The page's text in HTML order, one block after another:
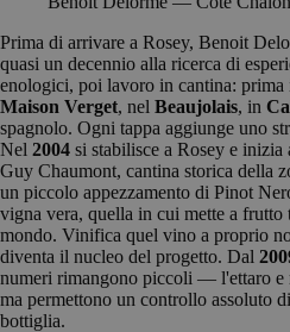
Prima di arrivare a Rosey, Benoit
quasi un decennio alla ricerca di
enologici, poi lavoro in cantina: prima
Maison Verget, nel Beaujolais, in
spagnolo. Ogni tappa aggiunge uno
Nel 2004 si stabilisce a Rosey e
Guy Chaumont, cantina storica della
un piccolo appezzamento di Pinot
vigna vera, quella in cui mette a
mondo. Vinifica quel vino a proprio
diventa il nucleo del progetto. Dal
numeri rimangono piccoli — l'ettaro
ma permettono un controllo assoluto
bottiglia.